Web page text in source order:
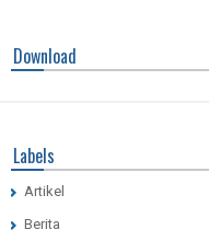
Download
Labels
Artikel
Berita